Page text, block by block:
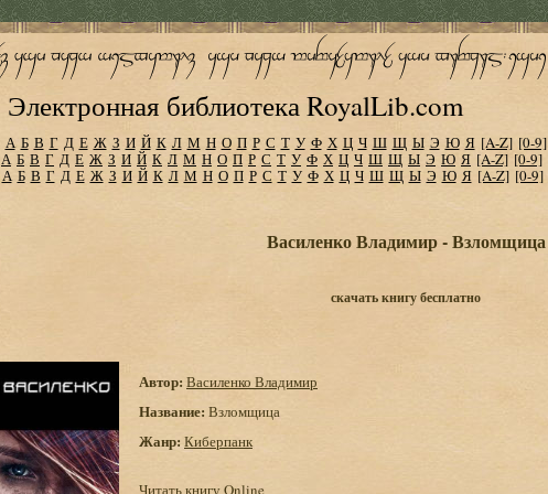
Электронная библиотека RoyalLib.com
А Б В Г Д Е Ж З И Й К Л М Н О П Р С Т У Ф Х Ц Ч Ш Щ Ы Э Ю Я [A-Z] [0-9]
А Б В Г Д Е Ж З И Й К Л М Н О П Р С Т У Ф Х Ц Ч Ш Щ Ы Э Ю Я [A-Z] [0-9]
А Б В Г Д Е Ж З И Й К Л М Н О П Р С Т У Ф Х Ц Ч Ш Щ Ы Э Ю Я [A-Z] [0-9]
Василенко Владимир - Взломщица
скачать книгу бесплатно
Автор: Василенко Владимир
Название: Взломщица
Жанр: Киберпанк
Читать книгу Online